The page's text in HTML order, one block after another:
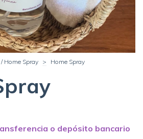
Home Spray > Home Spray
o depósito bancario